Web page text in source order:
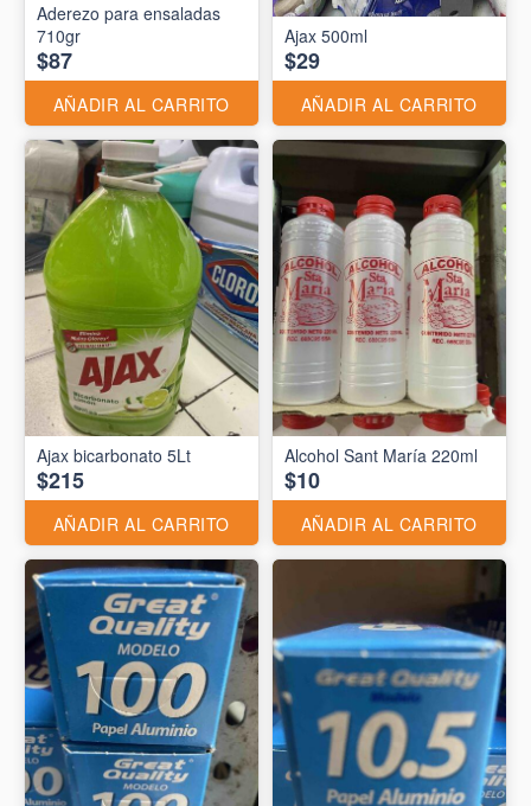
Aderezo para ensaladas
710gr
$87
AÑADIR AL CARRITO
Ajax 500ml
$29
AÑADIR AL CARRITO
Ajax bicarbonato 5Lt
$215
AÑADIR AL CARRITO
Alcohol Sant María 220ml
$10
AÑADIR AL CARRITO